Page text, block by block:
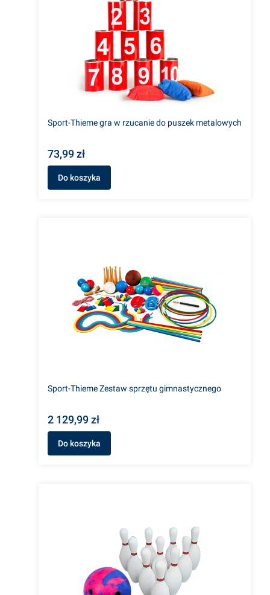
Sport-Thieme gra w rzucanie do puszek metalowych
73,99 zł
Do koszyka
Sport-Thieme Zestaw sprzętu gimnastycznego
2 129,99 zł
Do koszyka